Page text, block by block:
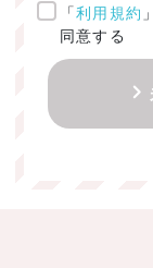
ご提供いただき
たします。
・お問い合わ
・当社のお客様
・本人確認
・サービスの
「利用規約
同意する